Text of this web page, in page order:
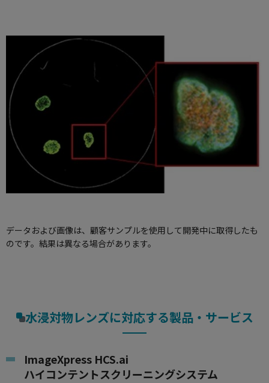
データおよび画像は、顧客サンプルを使用して開発中に取得したも
のです。結果は異なる場合があります。
水浸対物レンズに対応する製品・サービス
ImageXpress HCS.ai
ハイコンテントスクリーニングシステム